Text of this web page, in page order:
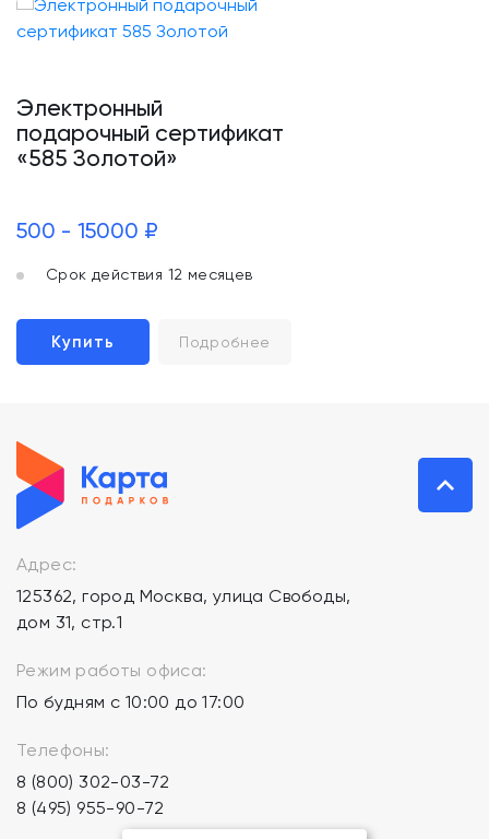
Электронный
подарочный сертификат
«585 Золотой»
500 - 15000 ₽
Срок действия 12 месяцев
Купить Подробнее
Адрес:
125362, город Москва, улица Свободы,
дом 31, стр.1
Режим работы офиса:
По будням с 10:00 до 17:00
Телефоны:
8 (800) 302-03-72
8 (495) 955-90-72